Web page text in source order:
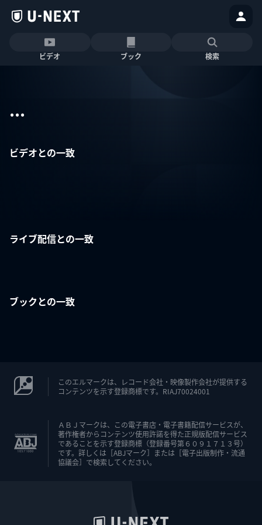
ビデオ ブック 検索
...
ビデオとの一致
ライブ配信との一致
ブックとの一致
このエルマークは、レコード会社・映像製作会社が提供する
コンテンツを示す登録商標です。RIAJ70024001
ＡＢＪマークは、この電子書店・電子書籍配信サービスが、
著作権者からコンテンツ使用許諾を得た正規版配信サービス
であることを示す登録商標（登録番号第６０９１７１３号）
です。詳しくは［ABJマーク］または［電子出版制作・流通
協議会］で検索してください。